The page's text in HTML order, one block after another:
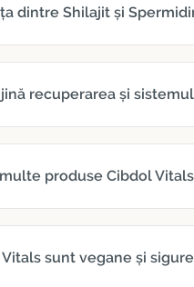
dintre Shilajit și
recuperarea și
produse Cibdol
sunt vegane și